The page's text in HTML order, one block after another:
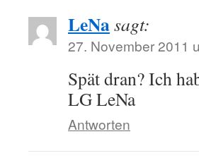
LeNasagt:
27. November 2011
Spät dran? Ich
LG LeNa
Antworten